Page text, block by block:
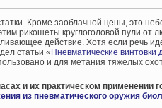
Кроме заоблачной цены, это
рикошеты круглоголовой пули от
действие. Хотя если речь
статьи «Пневматические винтовки
и для метания тяжелых
и их практическом применении
из пневматического оружия